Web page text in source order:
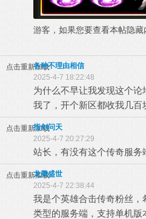
游客，如果您要查看本帖隐藏
点击重新加载各种不理由相信
2025-4-7 18:22:48
为什么不早让我发现这个
我了，开个新区都收我几百
点击重新加载指剑问天
2025-4-7 20:27:29
站长，有没有这个传奇服务
点击重新加载
龙腾盛世
2025-4-7 22:38:44
我是个英雄合击传奇粉丝
类型的服务端，支持单机版